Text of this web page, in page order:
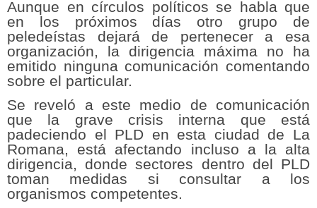
Aunque en círculos políticos se habla que
en los próximos días otro grupo de
peledeístas dejará de pertenecer a esa
organización, la dirigencia máxima no ha
emitido ninguna comunicación comentando
sobre el particular.
Se reveló a este medio de comunicación
que la grave crisis interna que está
padeciendo el PLD en esta ciudad de La
Romana, está afectando incluso a la alta
dirigencia, donde sectores dentro del PLD
toman medidas si consultar a los
organismos competentes.